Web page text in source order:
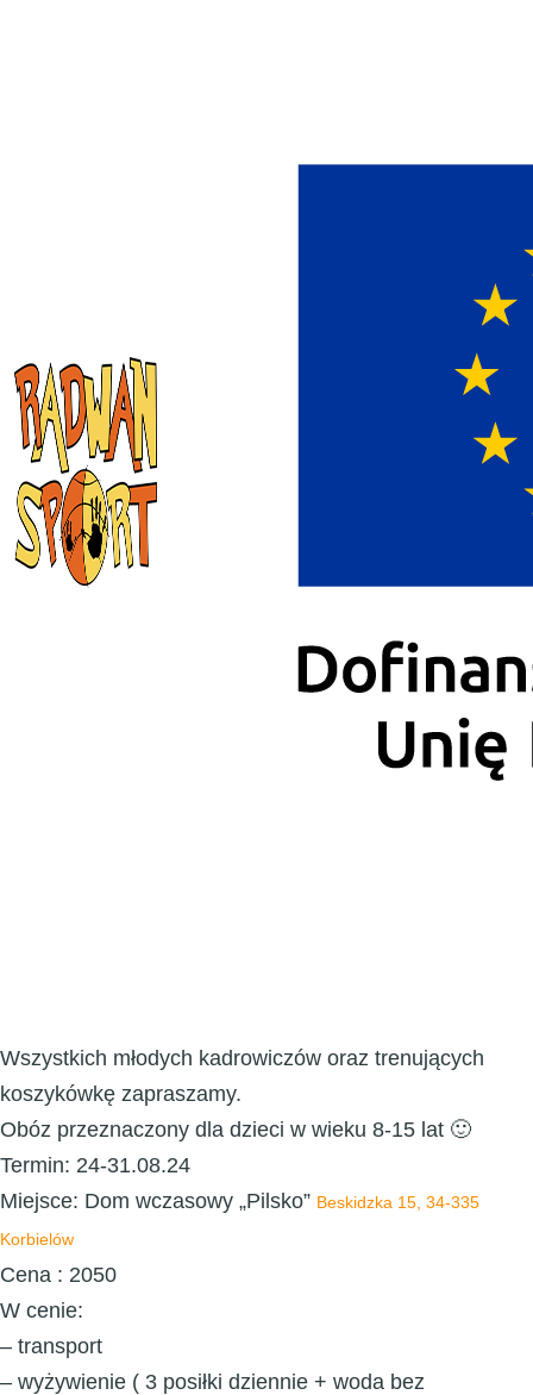
Wszystkich młodych kadrowiczów oraz trenujących
koszykówkę zapraszamy.
Obóz przeznaczony dla dzieci w wieku 8-15 lat 🙂
Termin: 24-31.08.24
Miejsce: Dom wczasowy „Pilsko” Beskidzka 15, 34-335
Korbielów
Cena : 2050
W cenie:
– transport
– wyżywienie ( 3 posiłki dziennie + woda bez